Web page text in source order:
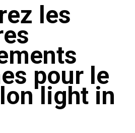
les
pour le
light in